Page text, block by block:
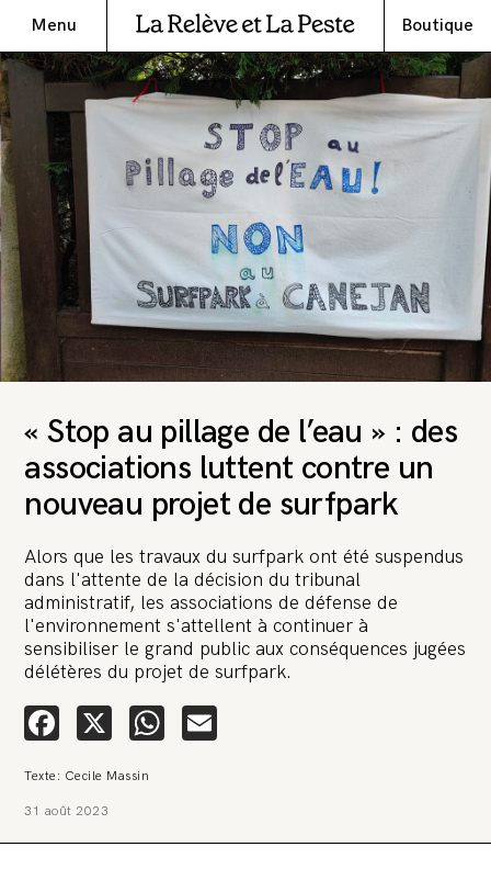
Menu Boutique
« Stop au pillage de l’eau » : des
associations luttent contre un
nouveau projet de surfpark
Alors que les travaux du surfpark ont été suspendus
dans l'attente de la décision du tribunal
administratif, les associations de défense de
l'environnement s'attellent à continuer à
sensibiliser le grand public aux conséquences jugées
délétères du projet de surfpark.
Facebook
X WhatsApp
Texte: Cecile Massin
31 août 2023
🚨 L’heure est grave. Une
multinationale tente d’anéantir La
Relève et La Peste 🤯
attaque en justice. Vous savez comment cela s’appelle ?
l’anonymat d’un habitant inquiet pour sa santé. Et aujourd’hui elle
peut-être, à nous faire disparaître. Pour nous sauver, nous lançons